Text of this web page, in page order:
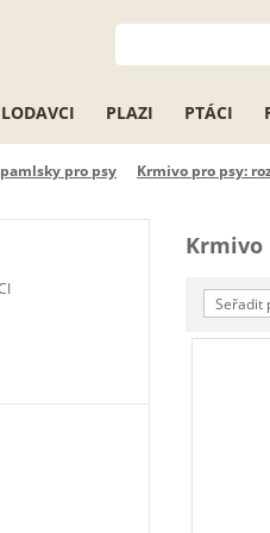
PLAZI PTÁCI
pro psy Krmivo pro psy:
nalezeny
nalezeny
Krmivo
Seřadit